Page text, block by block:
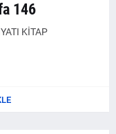
146
KİTAP